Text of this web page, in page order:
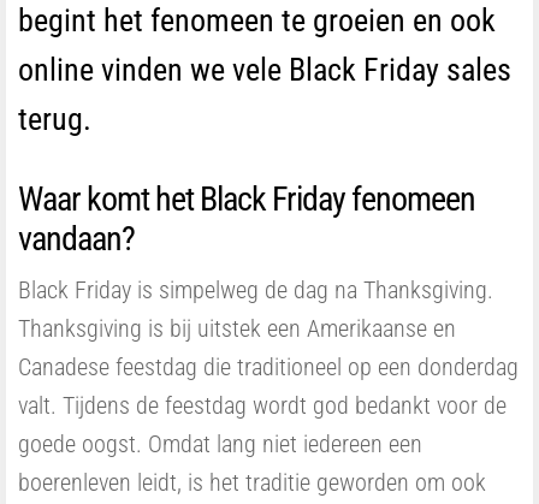
begint het fenomeen te groeien en ook
online vinden we vele Black Friday sales
terug.
Waar komt het Black Friday fenomeen
vandaan?
Black Friday is simpelweg de dag na Thanksgiving.
Thanksgiving is bij uitstek een Amerikaanse en
Canadese feestdag die traditioneel op een donderdag
valt. Tijdens de feestdag wordt god bedankt voor de
goede oogst. Omdat lang niet iedereen een
boerenleven leidt, is het traditie geworden om ook